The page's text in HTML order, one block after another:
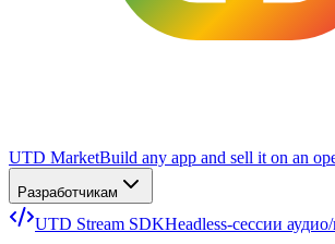
UTD MarketBuild any app and sell it on an
Разработчикам
UTD Stream SDKHeadless-сессии